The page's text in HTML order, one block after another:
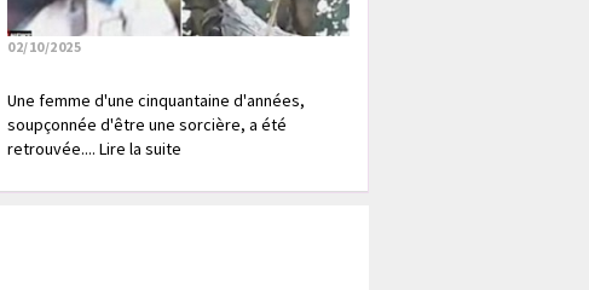
02/10/2025
Une femme d'une cinquantaine d'années,
soupçonnée d'être une sorcière, a été
retrouvée.... Lire la suite